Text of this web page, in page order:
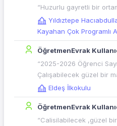
“Huzurlu gayretli bir
Yıldıztepe
Kayahan Çok Programlı
ÖğretmenEvrak
“2025-2026 Öğrenci
Çalışabilecek güzel bir
Eldeş İlkokulu
ÖğretmenEvrak
“Calisilabilecek ,güzel